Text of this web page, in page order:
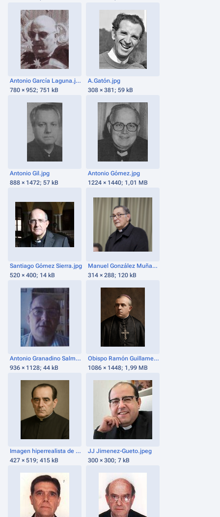
Antonio García Laguna.jpg
780 × 952; 751 kB
A.Gatón.jpg
308 × 381; 59 kB
Antonio Gil.jpg
888 × 1472; 57 kB
Antonio Gómez.jpg
1224 × 1440; 1,01 MB
Santiago Gómez Sierra.jpg
520 × 400; 14 kB
Manuel González Muñana.png
314 × 288; 120 kB
Antonio Granadino Salmoral.jpg
936 × 1128; 44 kB
Obispo Ramón Guillamet .png
1086 × 1448; 1,99 MB
Imagen hiperrealista de Martín María de Arrizubieta (IA).png
427 × 519; 415 kB
JJ Jimenez-Gueto.jpeg
300 × 300; 7 kB